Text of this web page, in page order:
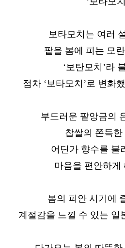
보타모치는 여러
팥을 봄에 피는 모
‘보탄모치’라
점차 ‘보타모치’로 변화
부드러운 팥앙금의
찹쌀의 쫀득한
어딘가 향수를 불
마음을 편안하게
봄의 피안 시기에
계절감을 느낄 수 있는 일